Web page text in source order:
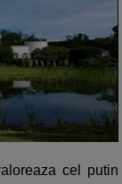
cel putin